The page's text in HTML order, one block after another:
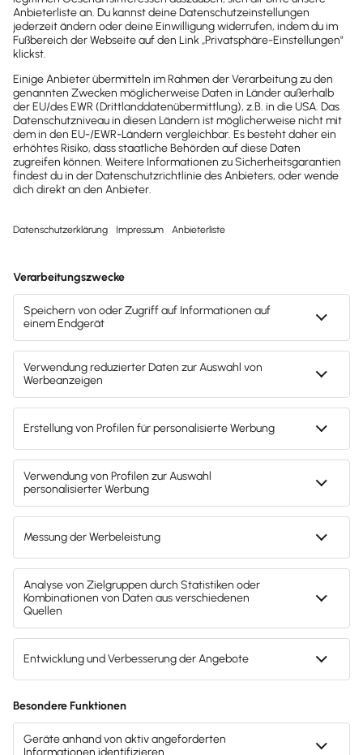
Sind noch Fragen offen?
Wir sind gerne für dich da.
0800-7234-254
Wir sind Mo-Fr von 8:00 – 18:00 Uhr für
dich da.
lexware-onlineschulungen@haufe-
lexware.com
Svenja Bock
Deine Ansprechpartnerin für die
Lexware Akademie
Gendergerechte Sprache
Privatsphäre-Einstellungen
Compliance
Impressum